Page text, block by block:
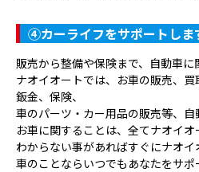
④カーライフをサポートしま
販売から整備や保険まで、自動車に
ナオイオートでは、お車の販売、買
鈑金、保険、
車のパーツ・カー用品の販売等、自
お車に関することは、全てナオイオ
わからない事があればすぐにナオイ
車のことならいつでもあなたをサポ